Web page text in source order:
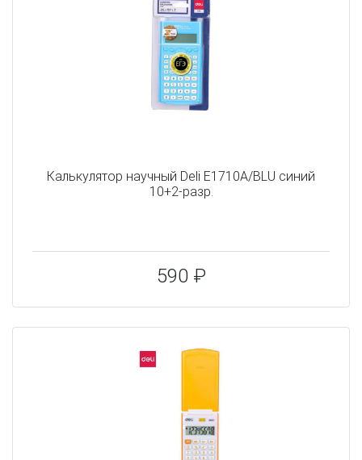
Калькулятор научный Deli E1710A/BLU синий
10+2-разр.
590 ₽